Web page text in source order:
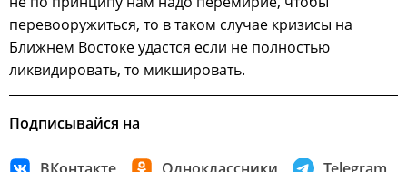
перевооружиться, то в таком случае кризисы на
Ближнем Востоке удастся если не полностью
ликвидировать, то микшировать.
Подписывайся на
ВКонтакте Одноклассники Telegram